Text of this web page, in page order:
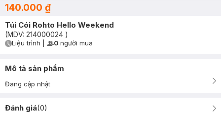
140.000 ₫
Túi Cói Rohto Hello Weekend
(MDV: 214000024 )
Timer Gray Icon
Liệu trình User Product Icon
0 người mua
Mô tả sản phẩm
Đang cập nhật
Đánh giá(0)